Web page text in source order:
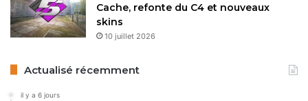
Cache, refonte du C4 et nouveaux
skins
10 juillet 2026
Actualisé récemment
il y a 6 jours